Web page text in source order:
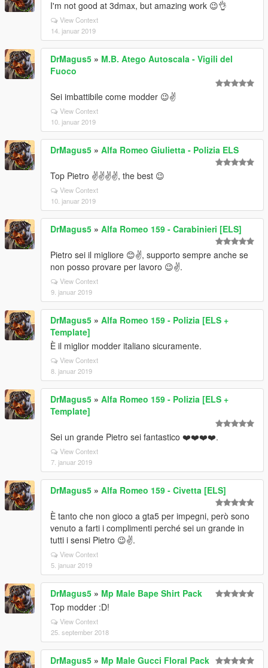
I'm not good at 3dmax, but amazing work 😉👌
View Context
14. januar 2019
DrMagus5 » M.B. Atego Autoscala - Vigili del
Fuoco
Sei imbattibile come modder 😉✌️
View Context
10. januar 2019
DrMagus5 » Alfa Romeo Giulietta - Polizia ELS
Top Pietro ✌️✌️✌️✌️, the best 😉
View Context
10. januar 2019
DrMagus5 » Alfa Romeo 159 - Carabinieri [ELS]
Pietro sei il migliore 😊✌️, supporto sempre anche se
non posso provare per lavoro 😉✌️.
View Context
9. januar 2019
DrMagus5 » Alfa Romeo 159 - Polizia [ELS +
Template]
È il miglior modder italiano sicuramente.
View Context
8. januar 2019
DrMagus5 » Alfa Romeo 159 - Polizia [ELS +
Template]
Sei un grande Pietro sei fantastico ❤️❤️❤️❤️.
View Context
7. januar 2019
DrMagus5 » Alfa Romeo 159 - Civetta [ELS]
È tanto che non gioco a gta5 per impegni, però sono
venuto a farti i complimenti perché sei un grande in
tutti i sensi Pietro 😉✌️.
View Context
5. januar 2019
DrMagus5 » Mp Male Bape Shirt Pack
Top modder :D!
View Context
25. september 2018
DrMagus5 » Mp Male Gucci Floral Pack